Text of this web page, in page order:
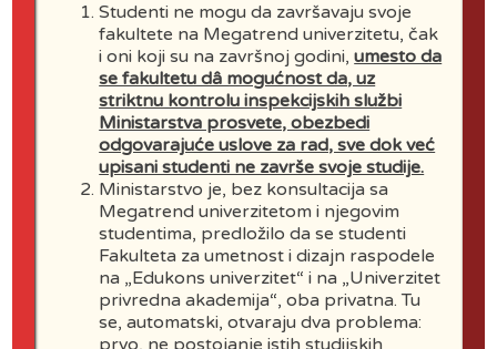
Sekretarijat:
univerzitet@megatrend.edu.rs
Dekanat:
univerzitet@megatrend.edu.rs
Dekan Fakulteta:
Prof. dr Gorica T. Cvijanović
E-pošta:cvijagor@yahoo.com
Prodekan za Osnovne akademske
studije i nastavu:
Studenti ne mogu da završavaju svoje
fakultete na Megatrend univerzitetu, čak
i oni koji su na završnoj godini,umesto da
se fakultetu dâ mogućnost da, uz
striktnu kontrolu inspekcijskih službi
Ministarstva prosvete, obezbedi
odgovarajuće uslove za rad, sve dok već
upisani studenti ne završe svoje studije.
Ministarstvo je, bez konsultacija sa
Megatrend univerzitetom i njegovim
studentima, predložilo da se studenti
Fakulteta za umetnost i dizajn raspodele
na „Edukons univerzitet“ i na „Univerzitet
privredna akademija“, oba privatna. Tu
se, automatski, otvaraju dva problema:
prvo, ne postojanje istih studijskih